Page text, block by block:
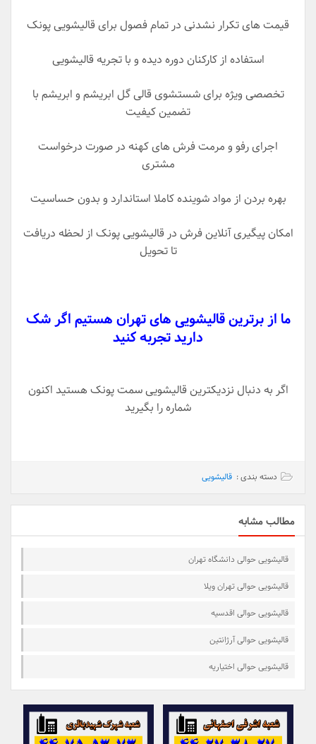
قیمت های تکرار نشدنی در تمام فصول برای قالیشویی پونک
استفاده از کارکنان دوره دیده و با تجریه قالیشویی
تخصصی ویژه برای شستشوی قالی گل ابریشم و ابریشم با
تضمین کیفیت
اجرای رفو و مرمت فرش های کهنه در صورت درخواست
مشتری
بهره بردن از مواد شوینده کاملا استاندارد و بدون حساسیت
امکان پیگیری آنلاین فرش در قالیشویی پونک از لحظه دریافت
تا تحویل
ما از برترین قالیشویی های تهران هستیم اگر شک
دارید تجربه کنید
اگر به دنبال نزدیکترین قالیشویی سمت پونک هستید اکنون
شماره را بگیرید
دسته بندی : قالیشویی
مطالب مشابه
قالیشویی حوالی دانشگاه تهران
قالیشویی حوالی تهران ویلا
قالیشویی حوالی اقدسیه
قالیشویی حوالی آرژانتین
قالیشویی حوالی اختیاریه